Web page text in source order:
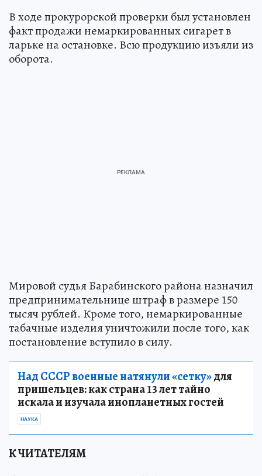
В ходе прокурорской проверки был установлен
факт продажи немаркированных сигарет в
ларьке на остановке. Всю продукцию изъяли из
оборота.
Мировой судья Барабинского района назначил
предпринимательнице штраф в размере 150
тысяч рублей. Кроме того, немаркированные
табачные изделия уничтожили после того, как
постановление вступило в силу.
Над СССР военные натянули «сетку»для
пришельцев: как страна 13 лет тайно
искала и изучала инопланетных гостей
НАУКА
К ЧИТАТЕЛЯМ